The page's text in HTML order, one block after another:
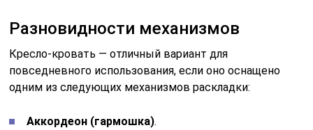
Разновидности механизмов
Кресло-кровать — отличный вариант для
повседневного использования, если оно оснащено
одним из следующих механизмов раскладки:
Аккордеон (гармошка).